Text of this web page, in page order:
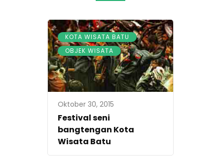
KOTA WISATA BATU ,
OBJEK WISATA
Oktober 30, 2015
Festival seni
bangtengan Kota
Wisata Batu